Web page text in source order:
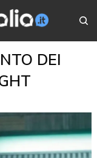
DEI